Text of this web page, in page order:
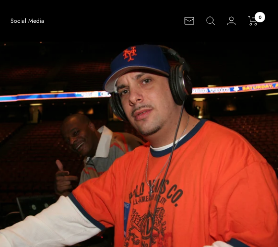
Social Media
ニ
レ
タ
ー
0